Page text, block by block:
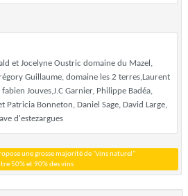
et Jocelyne Oustric domaine du Mazel,
Guillaume, domaine les 2 terres,Laurent
Jouves,J.C Garnier, Philippe Badéa,
Patricia Bonneton, Daniel Sage, David Large,
d'estezargues
une grosse majorité de "vins naturel"
50% et 90% des vins